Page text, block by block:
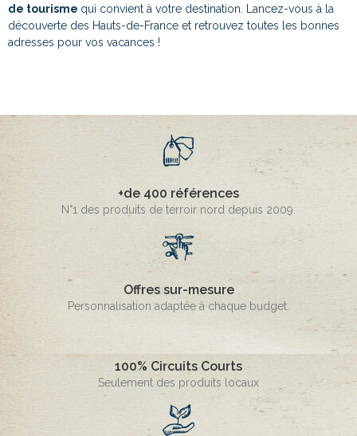
de tourisme qui convient à votre destination. Lancez-vous à la
découverte des Hauts-de-France et retrouvez toutes les bonnes
adresses pour vos vacances !
+de 400 références
N°1 des produits de terroir nord depuis 2009.
Offres sur-mesure
Personnalisation adaptée à chaque budget.
100% Circuits Courts
Seulement des produits locaux